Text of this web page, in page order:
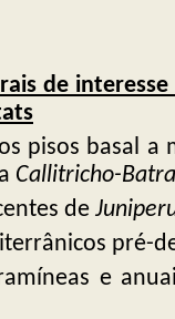
de
pisos basal a
Callitricho-
de
pré-
e